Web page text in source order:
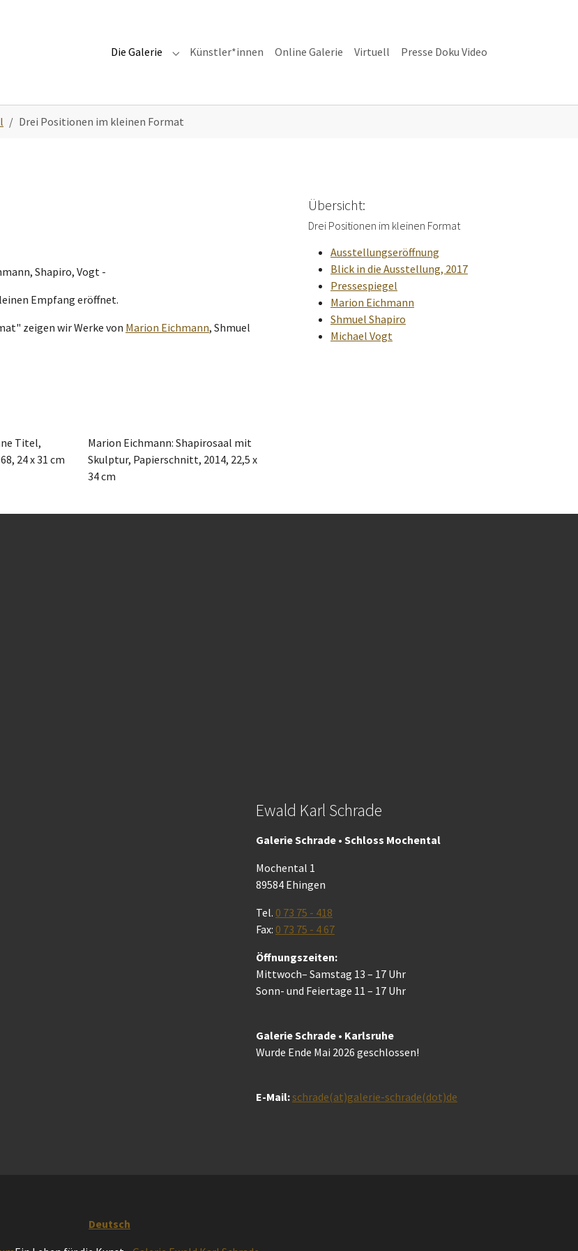
Die Galerie Submenu for "Die Galerie"
Künstler*innen Online Galerie Virtuell Presse Doku Video
Drei Positionen im kleinen Format
Shapiro, Vogt -
Empfang eröffnet.
zeigen wir Werke von Marion Eichmann, Shmuel
Titel,
24 x 31 cm
Marion Eichmann: Shapirosaal mit
Skulptur, Papierschnitt, 2014, 22,5 x
34 cm
Übersicht:
Drei Positionen im kleinen Format
Ausstellungseröffnung
Blick in die Ausstellung, 2017
Pressespiegel
Marion Eichmann
Shmuel Shapiro
Michael Vogt
Ewald Karl Schrade
Galerie Schrade • Schloss Mochental
Mochental 1
89584 Ehingen
Tel. 0 73 75 - 418
Fax: 0 73 75 - 4 67
Öffnungszeiten:
Mittwoch– Samstag 13 – 17 Uhr
Sonn- und Feiertage 11 – 17 Uhr
Galerie Schrade • Karlsruhe
Wurde Ende Mai 2026 geschlossen!
E-Mail:schrade(at)galerie-schrade(dot)de
Deutsch